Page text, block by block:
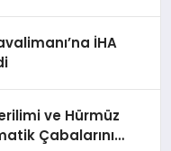
İHA
ve Hürmüz
Çabalarını